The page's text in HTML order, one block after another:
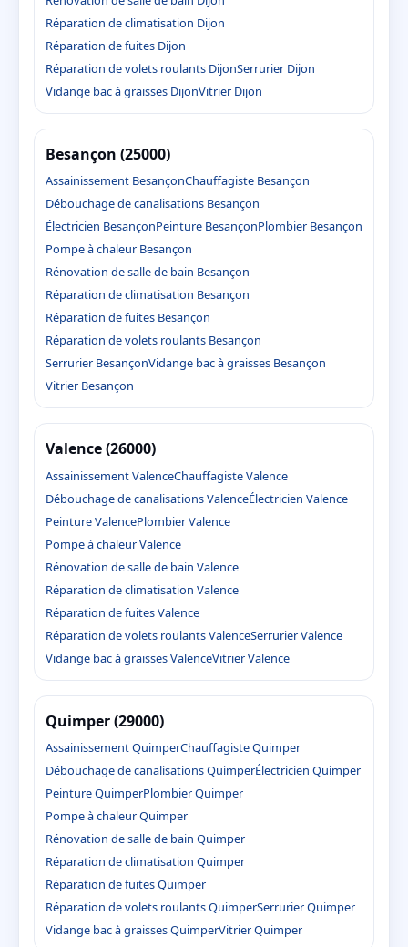
Réparation de climatisation Dijon
Réparation de fuites Dijon
Réparation de volets roulants DijonSerrurier Dijon
Vidange bac à graisses DijonVitrier Dijon
Besançon (25000)
Assainissement BesançonChauffagiste Besançon
Débouchage de canalisations Besançon
Électricien BesançonPeinture BesançonPlombier Besançon
Pompe à chaleur Besançon
Rénovation de salle de bain Besançon
Réparation de climatisation Besançon
Réparation de fuites Besançon
Réparation de volets roulants Besançon
Serrurier BesançonVidange bac à graisses Besançon
Vitrier Besançon
Valence (26000)
Assainissement ValenceChauffagiste Valence
Débouchage de canalisations ValenceÉlectricien Valence
Peinture ValencePlombier Valence
Pompe à chaleur Valence
Rénovation de salle de bain Valence
Réparation de climatisation Valence
Réparation de fuites Valence
Réparation de volets roulants ValenceSerrurier Valence
Vidange bac à graisses ValenceVitrier Valence
Quimper (29000)
Assainissement QuimperChauffagiste Quimper
Débouchage de canalisations QuimperÉlectricien Quimper
Peinture QuimperPlombier Quimper
Pompe à chaleur Quimper
Rénovation de salle de bain Quimper
Réparation de climatisation Quimper
Réparation de fuites Quimper
Réparation de volets roulants QuimperSerrurier Quimper
Vidange bac à graisses QuimperVitrier Quimper